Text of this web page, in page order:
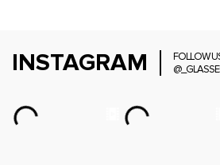
INSTAGRAM
FOLLOW